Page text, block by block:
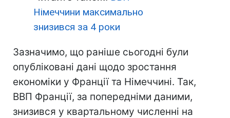
Німеччини максимально
знизився за 4 роки
Зазначимо, що раніше сьогодні були
опубліковані дані щодо зростання
економіки у Франції та Німеччині. Так,
ВВП Франції, за попередніми даними,
знизився у квартальному численні на